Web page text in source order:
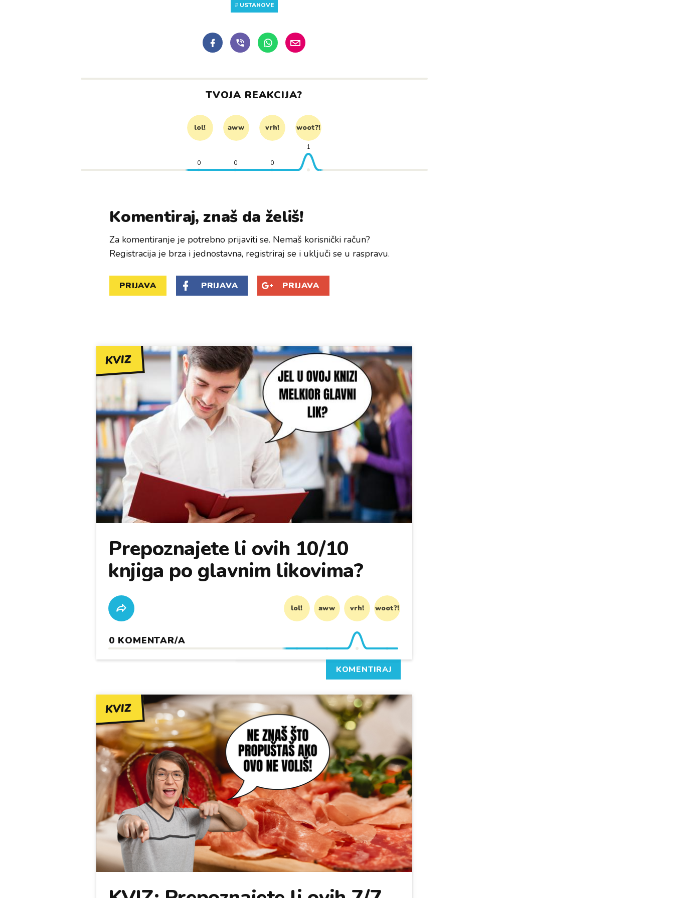
# USTANOVE
TVOJA REAKCIJA?
lol! aww vrh! woot?!
0 0 0
1
Komentiraj, znaš da želiš!
Za komentiranje je potrebno prijaviti se. Nemaš korisnički račun?
Registracija je brza i jednostavna, registriraj se i uključi se u raspravu.
PRIJAVA PRIJAVA PRIJAVA
KVIZ
Prepoznajete li ovih 10/10
knjiga po glavnim likovima?
lol! aww vrh! woot?!
0 KOMENTAR/A
KOMENTIRAJ
KVIZ